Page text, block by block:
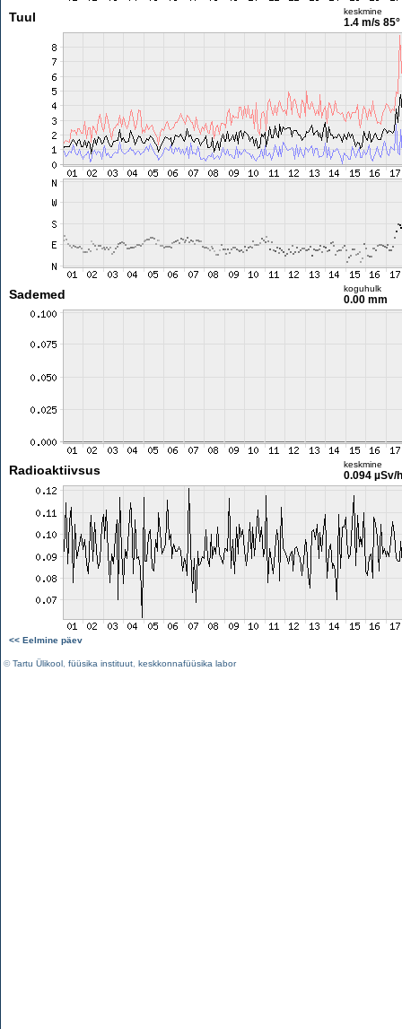
Tuul keskmine
1.4 m/s 85°
Sademed koguhulk
0.00 mm
Radioaktiivsus keskmine
0.094 µSv/h
<< Eelmine päev
©Tartu Ülikool füüsika instituut keskkonnafüüsika labor